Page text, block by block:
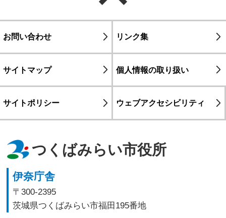
お問い合わせ リンク集
サイトマップ 個人情報の取り扱い
サイトポリシー ウェブアクセシビリティ
つくばみらい市役所
伊奈庁舎
〒300-2395
茨城県つくばみらい市福田195番地